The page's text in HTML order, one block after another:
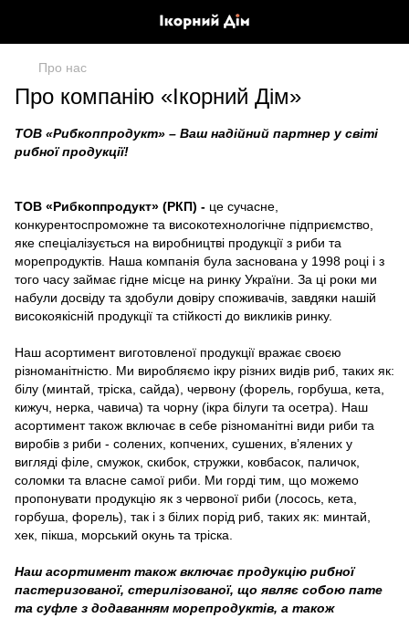
Про нас
Про компанію «Ікорний Дім»
ТОВ «Рибкоппродукт» – Ваш надійний партнер у світі
рибної продукції!
ТОВ «Рибкоппродукт» (РКП) - це сучасне,
конкурентоспроможне та високотехнологічне підприємство,
яке спеціалізується на виробництві продукції з риби та
морепродуктів. Наша компанія була заснована у 1998 році і з
того часу займає гідне місце на ринку України. За ці роки ми
набули досвіду та здобули довіру споживачів, завдяки нашій
високоякісній продукції та стійкості до викликів ринку.
Наш асортимент виготовленої продукції вражає своєю
різноманітністю. Ми виробляємо ікру різних видів риб, таких як:
білу (минтай, тріска, сайда), червону (форель, горбуша, кета,
кижуч, нерка, чавича) та чорну (ікра білуги та осетра). Наш
асортимент також включає в себе різноманітні види риби та
виробів з риби - солених, копчених, сушених, в’ялених у
вигляді філе, смужок, скибок, стружки, ковбасок, паличок,
соломки та власне самої риби. Ми горді тим, що можемо
пропонувати продукцію як з червоної риби (лосось, кета,
горбуша, форель), так і з білих порід риб, таких як: минтай,
хек, пікша, морський окунь та тріска.
Наш асортимент також включає продукцію рибної
пастеризованої, стерилізованої, що являє собою пате
та суфле з додаванням морепродуктів, а також